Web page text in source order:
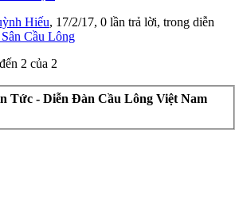
Hiếu, 17/2/17, 0 lần trả lời, trong diễn
Cầu Lông
2 của 2
Tức - Diễn Đàn Cầu Lông Việt Nam